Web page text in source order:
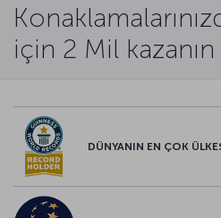
için 2 Mil kazanın
DÜNYANIN EN ÇOK